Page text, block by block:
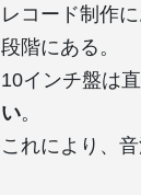
レコード制作
段階にある。
10インチ盤は
い。
これにより、